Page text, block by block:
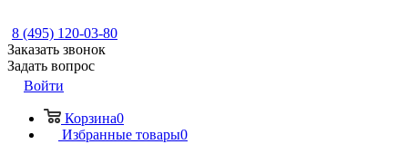
8 (495) 120-03-80
Заказать звонок
Задать вопрос
Войти
Корзина0
Избранные товары0